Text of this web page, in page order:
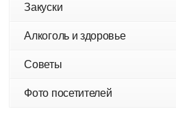
Закуски
Алкоголь и здоровье
Советы
Фото посетителей